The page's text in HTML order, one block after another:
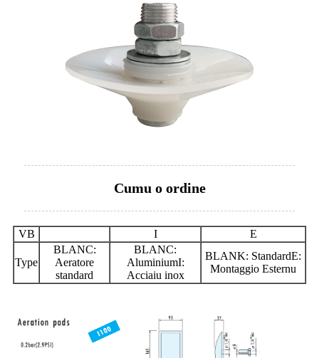
Cumu o ordine
VB I E
Type
BLANC:
Aeratore
standard
BLANC:
AluminiumI:
Acciaiu inox
BLANK: StandardE:
Montaggio Esternu